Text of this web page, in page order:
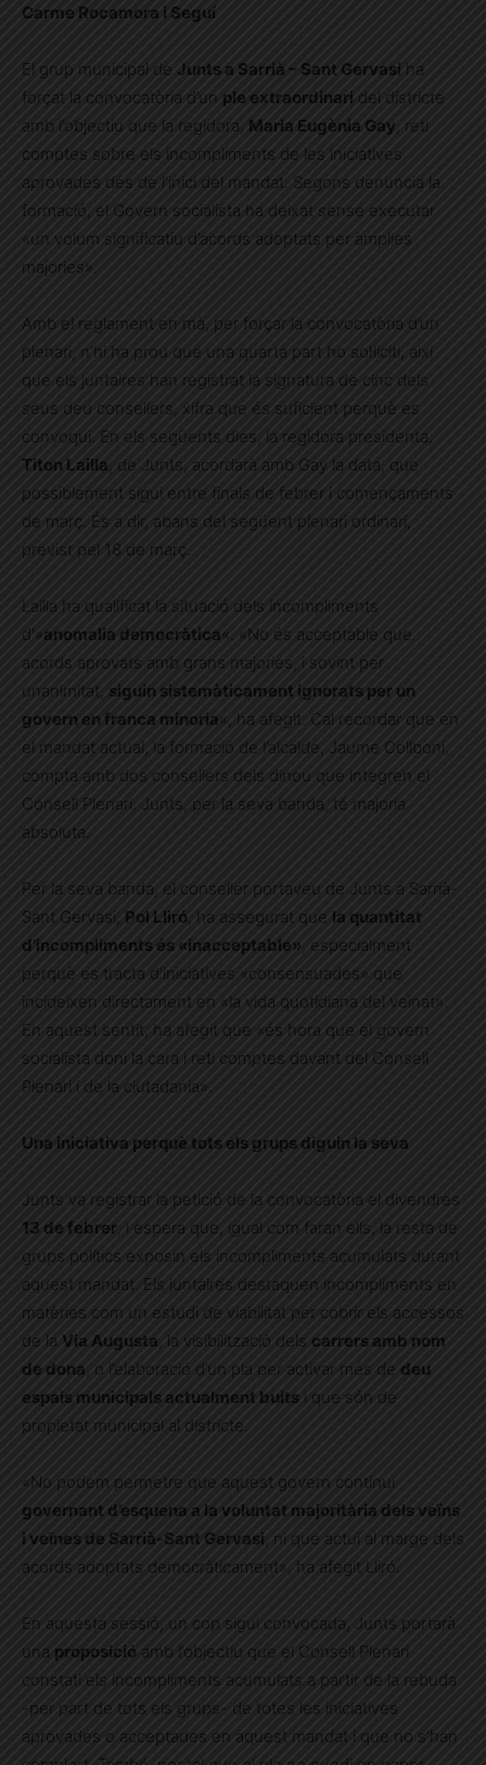
Carme Rocamora i Seguí
El grup municipal de Junts a Sarrià – Sant Gervasi ha
forçat la convocatòria d’un ple extraordinari del districte
amb l’objectiu que la regidora, Maria Eugènia Gay, reti
comptes sobre els incompliments de les iniciatives
aprovades des de l’inici del mandat. Segons denuncia la
formació, el Govern socialista ha deixat sense executar
«un volum significatiu d’acords adoptats per àmplies
majories».
Amb el reglament en mà, per forçar la convocatòria d’un
plenari, n’hi ha prou que una quarta part ho sol·liciti, així
que els juntaires han registrat la signatura de cinc dels
seus deu consellers, xifra que és suficient perquè es
convoqui. En els següents dies, la regidora presidenta,
Titon Lailla , de Junts, acordarà amb Gay la data, que
possiblement sigui entre finals de febrer i començaments
de març. És a dir, abans del següent plenari ordinari,
previst pel 18 de març.
Lailla ha qualificat la situació dels incompliments
d'»anomalia democràtica«. «No és acceptable que
acords aprovats amb grans majories, i sovint per
unanimitat, siguin sistemàticament ignorats per un
govern en franca minoria «, ha afegit. Cal recordar que en
el mandat actual, la formació de l’alcalde, Jaume Collboni,
compta amb dos consellers dels dinou que integren el
Consell Plenari. Junts, per la seva banda, té majoria
absoluta.
Per la seva banda, el conseller portaveu de Junts a Sarrià-
Sant Gervasi, Pol Lliró , ha assegurat que la quantitat
d’incompliments és «inacceptable» , especialment
perquè es tracta d’iniciatives «consensuades» que
incideixen directament en «la vida quotidiana del veïnat».
En aquest sentit, ha afegit que «és hora que el govern
socialista doni la cara i reti comptes davant del Consell
Plenari i de la ciutadania».
Una iniciativa perquè tots els grups diguin la seva
Junts va registrar la petició de la convocatòria el divendres
13 de febrer , i espera que, igual com faran ells, la resta de
grups polítics exposin els incompliments acumulats durant
aquest mandat. Els juntaires destaquen incompliments en
matèries com un estudi de viabilitat per cobrir els accessos
de la Via Augusta , la visibilització dels carrers amb nom
de dona , o l’elaboració d’un pla per activar més de deu
espais municipals actualment buits i que són de
propietat municipal al districte.
«No podem permetre que aquest govern continuï
governant d’esquena a la voluntat majoritària dels veïns
i veïnes de Sarrià-Sant Gervasi , ni que actuï al marge dels
acords adoptats democràticament», ha afegit Lliró.
En aquesta sessió, un cop sigui convocada, Junts portarà
una proposició amb l’objectiu que el Consell Plenari
constati els incompliments acumulats a partir de la rebuda
-per part de tots els grups- de totes les iniciatives
aprovades o acceptades en aquest mandat i que no s’han